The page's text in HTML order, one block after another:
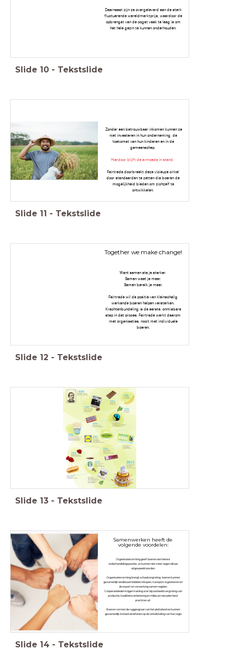
Daarnaast zijn ze overgeleverd aan de sterk
fluctuerende wereldmarktprijs, waardoor de
opbrengst van de oogst vaak te laag is om
het hele gezin te kunnen onderhouden.
Slide 10 - Tekstslide
Zonder een betrouwbaar inkomen kunnen ze
niet investeren in hun onderneming, de
toekomst van hun kinderen en in de
gemeenschap.
Hierdoor blijft de armoede in stand.
Fairtrade doorbreekt deze vicieuze cirkel
door standaarden te zetten die boeren de
mogelijkheid bieden om zichzelf te
ontwikkelen.
Slide 11 - Tekstslide
Together we make change!
Want samen sta je sterker.
Samen weet je meer.
Samen bereik je meer.
Fairtrade wil de positie van kleinschalig
werkende boeren helpen versterken.
Krachtenbundeling is de eerste, onmisbare
stap in dat proces. Fairtrade werkt daarom
met organisaties, nooit met individuele
boeren.
Slide 12 - Tekstslide
Slide 13 - Tekstslide
Samenwerken heeft de
volgende voordelen:
Organisatievorming geeft boeren een betere
onderhandelingspositie, ze kunnen niet meer tegen elkaar
uitgespeeld worden.
Organisatievorming brengt schaalvergroting; boeren kunnen
gezamenlijk landbouwmiddelen inkopen, transport organiseren en
de export en verwerking samen regelen.
Coöperatieleden krijgen training over bijvoorbeeld vergroting van
productie, kwaliteitsverbetering en milieu en wisselen best
practices uit.
Boeren vormen de ruggengraat van het platteland en kunnen
gezamenlijk invloed uitoefenen op de ontwikkeling van hun regio
Slide 14 - Tekstslide